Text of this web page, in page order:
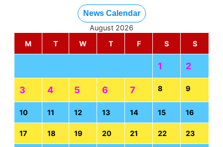
News Calendar
August 2026
M
T W T F S S
1 2
3 4 5 6 7 8 9
10 11 12 13 14 15 16
17 18 19 20 21 22 23